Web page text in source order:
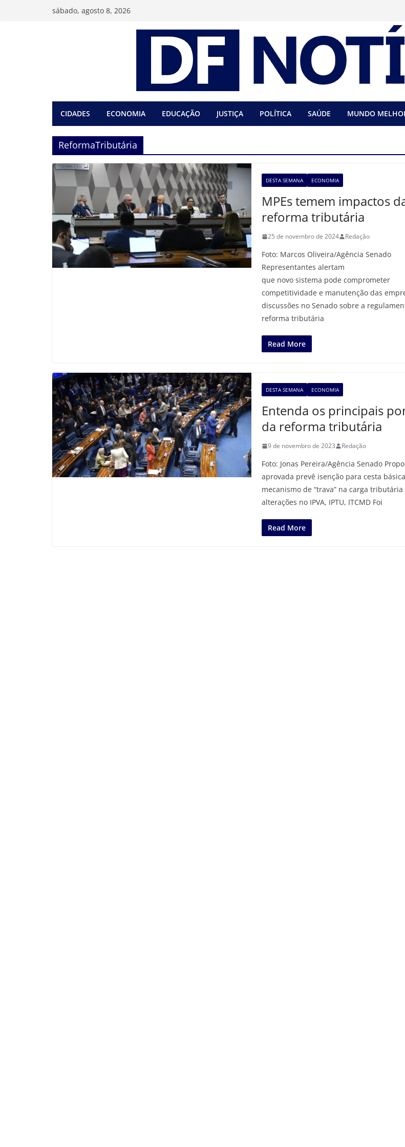
sábado, agosto 8, 2026
CIDADES ECONOMIA EDUCAÇÃO JUSTIÇA POLÍTICA SAÚDE MUNDO
ReformaTributária
DESTA SEMANA ECONOMIA
MPEs temem impactos
reforma tributária
25 de novembro de 2024 Redação
Foto: Marcos Oliveira/Agência Senado
Representantes alertam
que novo sistema pode comprometer
competitividade e manutenção das
discussões no Senado sobre a
reforma tributária
Read More
DESTA SEMANA ECONOMIA
Entenda os principais
da reforma tributária
9 de novembro de 2023 Redação
Foto: Jonas Pereira/Agência Senado
aprovada prevê isenção para cesta
mecanismo de “trava” na carga
alterações no IPVA, IPTU, ITCMD Foi
Read More